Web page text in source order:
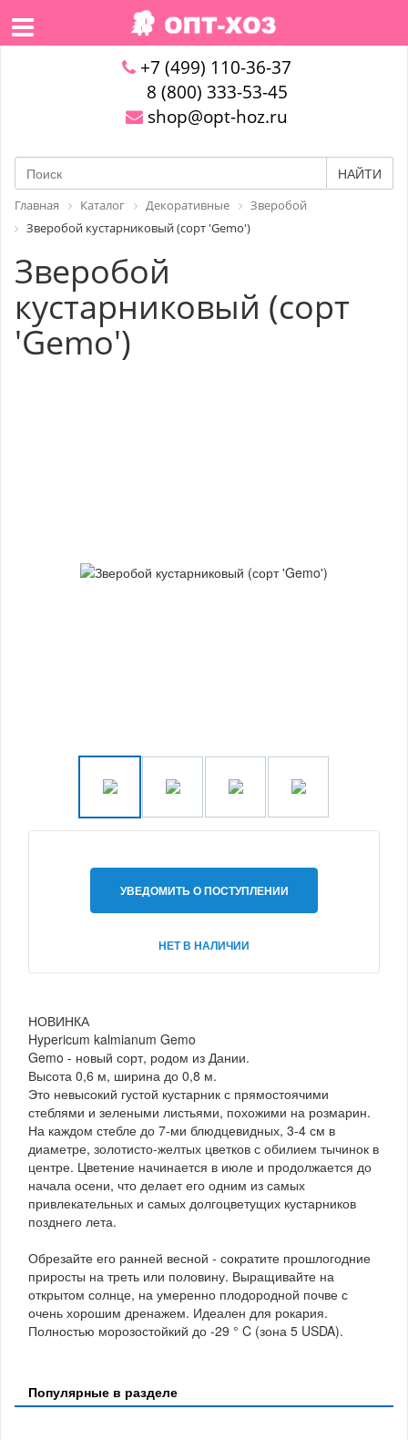
+7 (499) 110-36-37
8 (800) 333-53-45
shop@opt-hoz.ru
НАЙТИ
Главная Каталог Декоративные
Зверобой
Зверобой кустарниковый (сорт 'Gemo')
Зверобой
кустарниковый (сорт
'Gemo')
УВЕДОМИТЬ О ПОСТУПЛЕНИИ
НЕТ В НАЛИЧИИ
НОВИНКА
Hypericum kalmianum Gemo
Gemo - новый сорт, родом из Дании.
Высота 0,6 м, ширина до 0,8 м.
Это невысокий густой кустарник с прямостоячими
стеблями и зелеными листьями, похожими на розмарин.
На каждом стебле до 7-ми блюдцевидных, 3-4 см в
диаметре, золотисто-желтых цветков с обилием тычинок в
центре. Цветение начинается в июле и продолжается до
начала осени, что делает его одним из самых
привлекательных и самых долгоцветущих кустарников
позднего лета.
Обрезайте его ранней весной - сократите прошлогодние
приросты на треть или половину. Выращивайте на
открытом солнце, на умеренно плодородной почве с
очень хорошим дренажем. Идеален для рокария.
Полностью морозостойкий до -29 ° C (зона 5 USDA).
Популярные в разделе